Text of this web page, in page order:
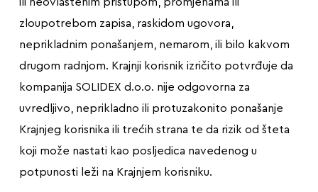
zloupotrebom zapisa, raskidom ugovora,
neprikladnim ponašanjem, nemarom, ili bilo kakvom
drugom radnjom. Krajnji korisnik izričito potvrđuje da
kompanija SOLIDEX d.o.o. nije odgovorna za
uvredljivo, neprikladno ili protuzakonito ponašanje
Krajnjeg korisnika ili trećih strana te da rizik od šteta
koji može nastati kao posljedica navedenog u
potpunosti leži na Krajnjem korisniku.